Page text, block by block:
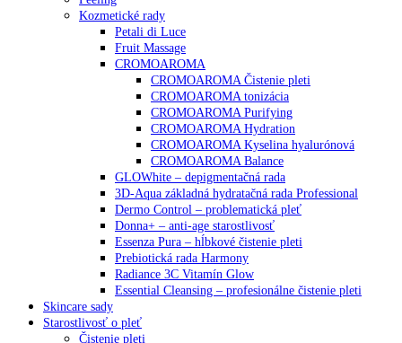
Kozmetické rady
Petali di Luce
Fruit Massage
CROMOAROMA
CROMOAROMA Čistenie pleti
CROMOAROMA tonizácia
CROMOAROMA Purifying
CROMOAROMA Hydration
CROMOAROMA Kyselina hyalurónová
CROMOAROMA Balance
GLOWhite – depigmentačná rada
3D-Aqua základná hydratačná rada Professional
Dermo Control – problematická pleť
Donna+ – anti-age starostlivosť
Essenza Pura – hĺbkové čistenie pleti
Prebiotická rada Harmony
Radiance 3C Vitamín Glow
Essential Cleansing – profesionálne čistenie pleti
Skincare sady
Starostlivosť o pleť
Čistenie pleti